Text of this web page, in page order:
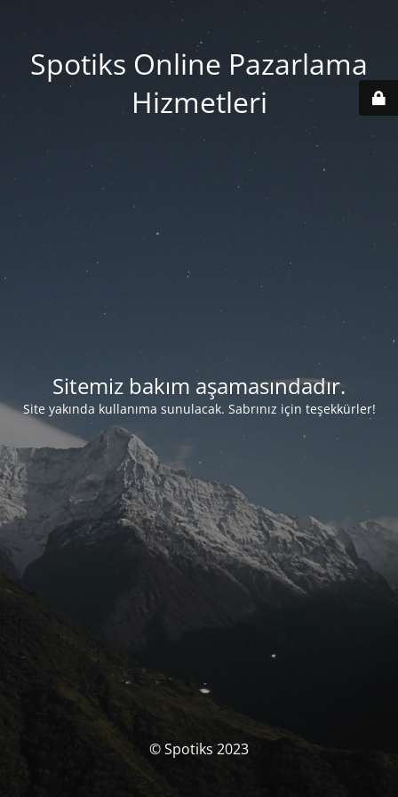
Spotiks Online Pazarlama
Hizmetleri
Sitemiz bakım aşamasındadır.
Site yakında kullanıma sunulacak. Sabrınız için teşekkürler!
© Spotiks 2023